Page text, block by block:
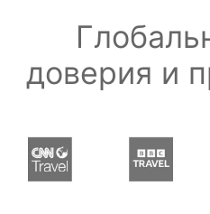
доверия и